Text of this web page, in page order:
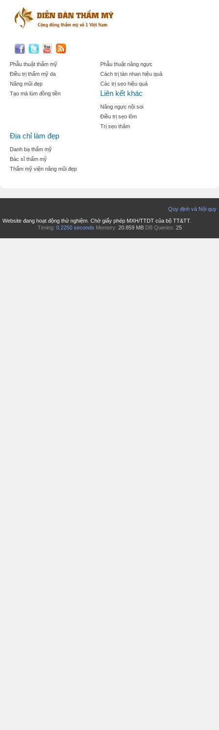
Phẫu thuật thẩm mỹ
Điều trị thẩm mỹ da
Nâng mũi đẹp
Tạo mà lúm đồng tiền
Phẫu thuật nâng ngực
Cách trị tàn nhan hiệu quả
Các trị sẹo hiệu quả
Liên kết khác
Nâng ngực nội soi
Điều trị sẹo lõm
Trị sẹo thâm
Địa chỉ làm đẹp
Danh bạ thẩm mỹ
Bác sĩ thẩm mỹ
Thẩm mỹ viện nâng mũi đẹp
Quy định và Nội quy
Website đang hoạt động thử nghiệm. Chờ giấy phép MXH/TTDT của bộ TT&TT.
Timing: 0.2250 seconds Memory: 20.859 MB DB Queries: 25